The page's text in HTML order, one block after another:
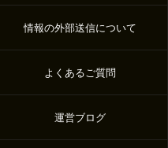
情報の外部送信について
よくあるご質問
運営ブログ